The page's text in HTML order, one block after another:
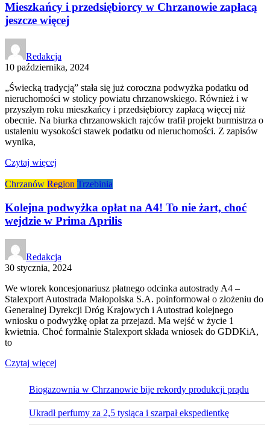
Mieszkańcy i przedsiębiorcy w Chrzanowie zapłacą
jeszcze więcej
Redakcja
10 października, 2024
„Świecką tradycją” stała się już coroczna podwyżka podatku od
nieruchomości w stolicy powiatu chrzanowskiego. Również i w
przyszłym roku mieszkańcy i przedsiębiorcy zapłacą więcej niż
obecnie. Na biurka chrzanowskich rajców trafił projekt burmistrza o
ustaleniu wysokości stawek podatku od nieruchomości. Z zapisów
wynika,
Czytaj więcej
Chrzanów Region Trzebinia
Kolejna podwyżka opłat na A4! To nie żart, choć
wejdzie w Prima Aprilis
Redakcja
30 stycznia, 2024
We wtorek koncesjonariusz płatnego odcinka autostrady A4 –
Stalexport Autostrada Małopolska S.A. poinformował o złożeniu do
Generalnej Dyrekcji Dróg Krajowych i Autostrad kolejnego
wniosku o podwyżkę opłat za przejazd. Ma wejść w życie 1
kwietnia. Choć formalnie Stalexport składa wniosek do GDDKiA,
to
Czytaj więcej
Biogazownia w Chrzanowie bije rekordy produkcji prądu
Ukradł perfumy za 2,5 tysiąca i szarpał ekspedientkę